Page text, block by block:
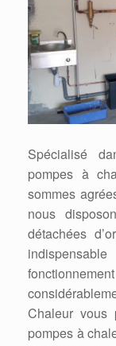
Spécialisé
pompes à
sommes
nous
détachées
Chaleur vous
pompes à